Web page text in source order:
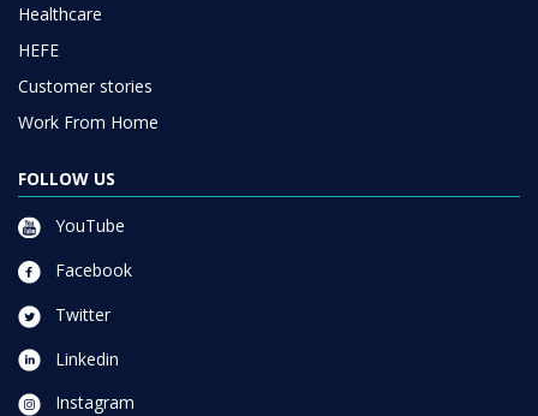
Healthcare
HEFE
Customer stories
Work From Home
FOLLOW US
YouTube
Facebook
Twitter
Linkedin
Instagram